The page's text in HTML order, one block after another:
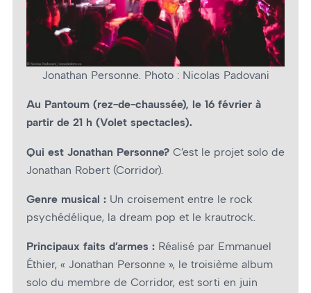
Jonathan Personne. Photo : Nicolas Padovani
Au Pantoum (rez-de-chaussée), le 16 février à
partir de 21 h (Volet spectacles).
Qui est Jonathan Personne? C’est le projet solo de
Jonathan Robert (Corridor).
Genre musical : Un croisement entre le rock
psychédélique, la dream pop et le krautrock.
Principaux faits d’armes : Réalisé par Emmanuel
Éthier, « Jonathan Personne », le troisième album
solo du membre de Corridor, est sorti en juin